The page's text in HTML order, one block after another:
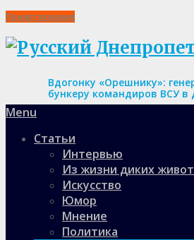
Пожертвования
Вдогонку «Орешнику»:
бункеру командиров ВСУ в
Menu
Статьи
Интервью
Из жизни диких
Искусство
Юмор
Мнение
Политика